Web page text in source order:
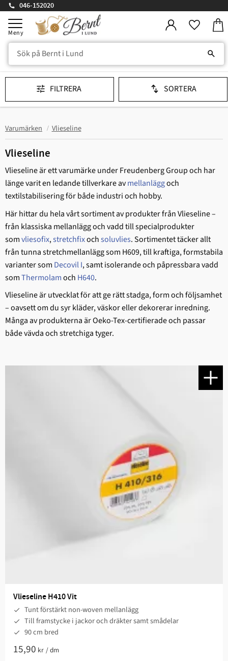
Meny
046-152020
Varumärken Vlieseline
Vlieseline
Vlieseline är ett varumärke under Freudenberg Group och har
länge varit en ledande tillverkare avmellanläggoch
textilstabilisering för både industri och hobby.
Här hittar du hela vårt sortiment av produkter från Vlieseline –
från klassiska mellanlägg och vadd till specialprodukter
somvliesofix,stretchfixochsoluvlies. Sortimentet täcker allt
från tunna stretchmellanlägg som H609, till kraftiga, formstabila
varianter som Decovil I, samt isolerande och påpressbara vadd
somThermolamoch H640.
Vlieseline är utvecklat för att ge rätt stadga, form och följsamhet
– oavsett om du syr kläder, väskor eller dekorerar inredning.
Många av produkterna är Oeko-Tex-certifierade och passar
både vävda och stretchiga tyger.
FILTRERA SORTERA
Vlieseline H410 Vit
Tunt förstärkt non-woven mellanlägg
Till framstycke i jackor och dräkter samt smådelar
90 cm bred
15,90 kr /dm